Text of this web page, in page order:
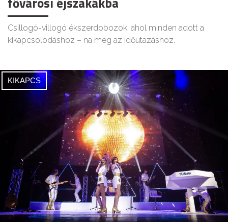
Csillogó-villogó ékszerdobozok, ahol minden adott a
kikapcsolódáshoz – na meg az időutazáshoz.
KIKAPCS